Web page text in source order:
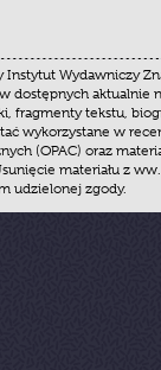
Instytut Wydawniczy
dostępnych
fragmenty tekstu,
wykorzystane w
(OPAC) oraz
materiału z
udzielonej zgody.